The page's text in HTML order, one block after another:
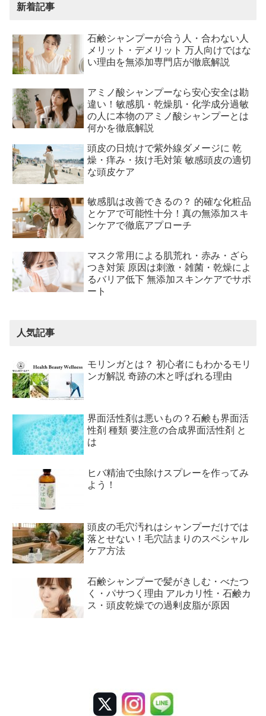
新着記事
石鹸シャンプーが合う人・合わない人
メリット・デメリット 万人向けではな
い理由を無添加専門店が徹底解説
アミノ酸シャンプーなら安心安全は勘
違い！敏感肌・乾燥肌・化学成分過敏
の人に本物のアミノ酸シャンプーとは
何かを徹底解説
頭皮の日焼けで紫外線ダメージに 乾
燥・痒み・抜け毛対策 敏感頭皮の適切
な頭皮ケア
敏感肌は改善できるの？ 的確な化粧品
とケアで可能性十分！真の無添加スキ
ンケアで徹底アプローチ
マスク常用による肌荒れ・赤み・ざら
つき対策 原因は刺激・雑菌・乾燥によ
るバリア低下 無添加スキンケアでサポ
ート
人気記事
モリンガとは？ 初心者にもわかるモリ
ンガ解説 奇跡の木と呼ばれる理由
界面活性剤は悪いもの？石鹸も界面活
性剤 種類 要注意の合成界面活性剤 と
は
ヒバ精油で虫除けスプレーを作ってみ
よう！
頭皮の毛穴汚れはシャンプーだけでは
落とせない！毛穴詰まりのスペシャル
ケア方法
石鹸シャンプーで髪がきしむ・べたつ
く・パサつく理由 アルカリ性・石鹸カ
ス・頭皮乾燥での過剰皮脂が原因